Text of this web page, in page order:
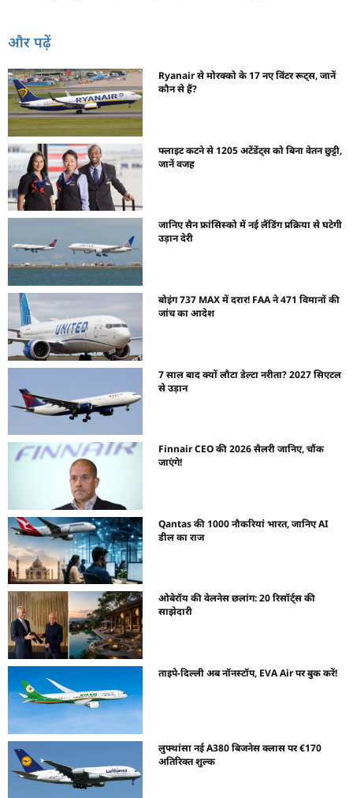
और पढ़ें
Ryanair से मोरक्को के 17 नए विंटर रूट्स, जानें
कौन से हैं?
फ्लाइट कटने से 1205 अटेंडेंट्स को बिना वेतन छुट्टी,
जानें वजह
जानिए सैन फ्रांसिस्को में नई लैंडिंग प्रक्रिया से घटेगी
उड़ान देरी
बोइंग 737 MAX में दरार! FAA ने 471 विमानों की
जांच का आदेश
7 साल बाद क्यों लौटा डेल्टा नरीता? 2027 सिएटल
से उड़ान
Finnair CEO की 2026 सैलरी जानिए, चौंक
जाएंगे!
Qantas की 1000 नौकरियां भारत, जानिए AI
डील का राज
ओबेरॉय की वेलनेस छलांग: 20 रिसॉर्ट्स की
साझेदारी
ताइपे-दिल्ली अब नॉनस्टॉप, EVA Air पर बुक करें!
लुफ्थांसा नई A380 बिजनेस क्लास पर €170
अतिरिक्त शुल्क